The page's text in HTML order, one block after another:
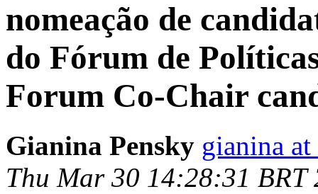
nomeação de
do Fórum de
Forum Co-Chair
Gianina Pensky gianina
Thu Mar 30 14:28:31 BRT